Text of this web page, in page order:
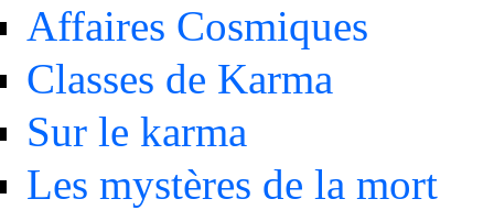
Affaires Cosmiques
Classes de Karma
Sur le karma
Les mystères de la mort